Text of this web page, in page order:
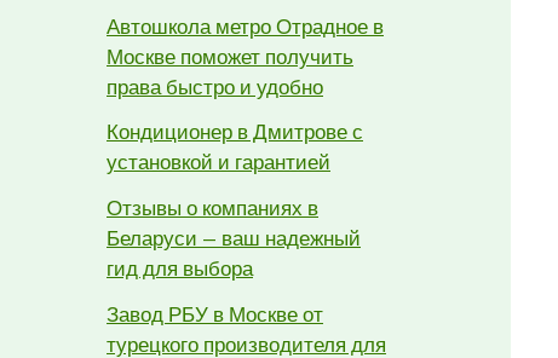
Автошкола метро Отрадное в
Москве поможет получить
права быстро и удобно
Кондиционер в Дмитрове с
установкой и гарантией
Отзывы о компаниях в
Беларуси — ваш надежный
гид для выбора
Завод РБУ в Москве от
турецкого производителя для